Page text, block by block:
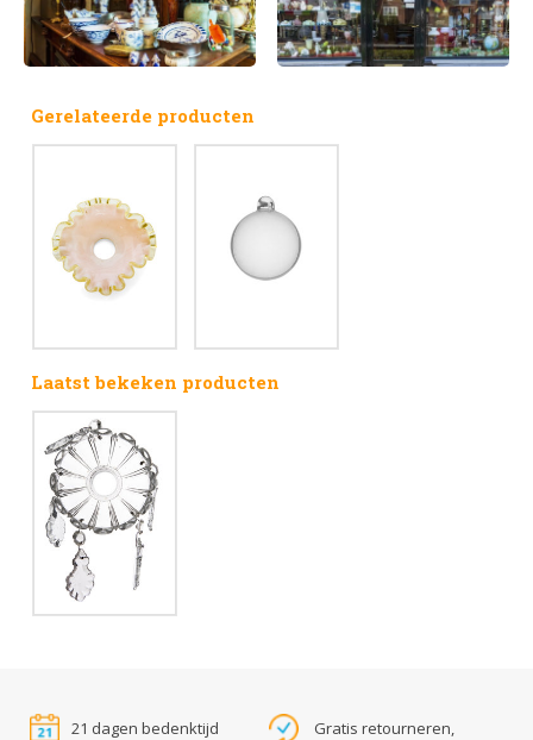
Gerelateerde producten
Laatst bekeken producten
21 dagen bedenktijd
Gratis retourneren,